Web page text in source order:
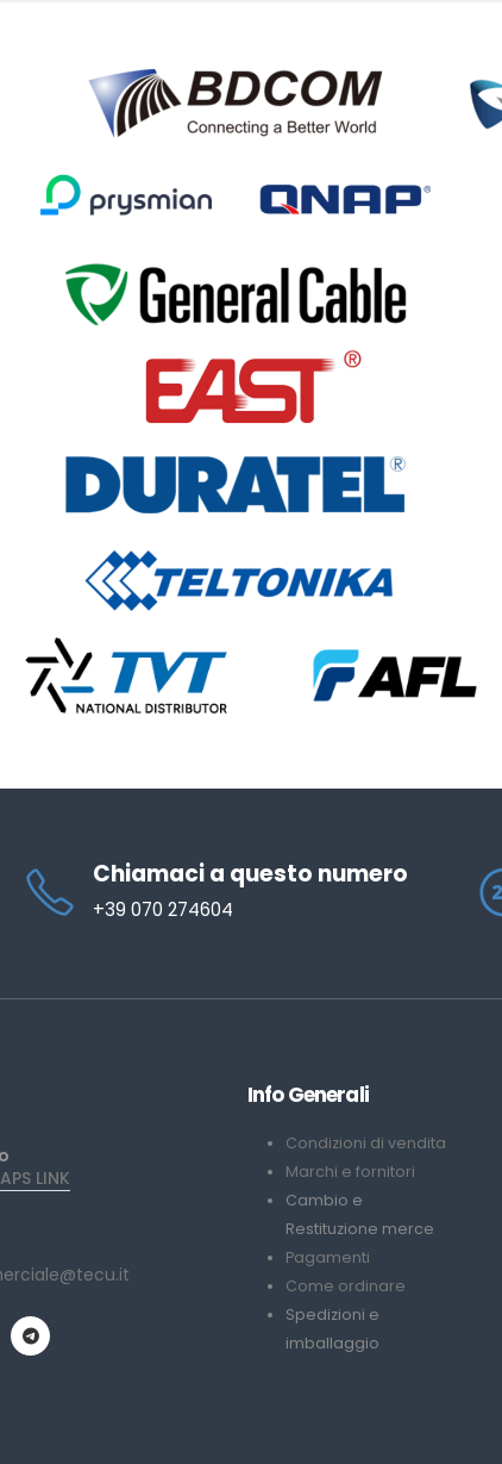
Chiamaci a questo numero
+39 070 274604
LINK
Info Generali
Condizioni di vendita
Marchi e fornitori
Cambio e
Restituzione merce
Pagamenti
Come ordinare
Spedizioni e
imballaggio